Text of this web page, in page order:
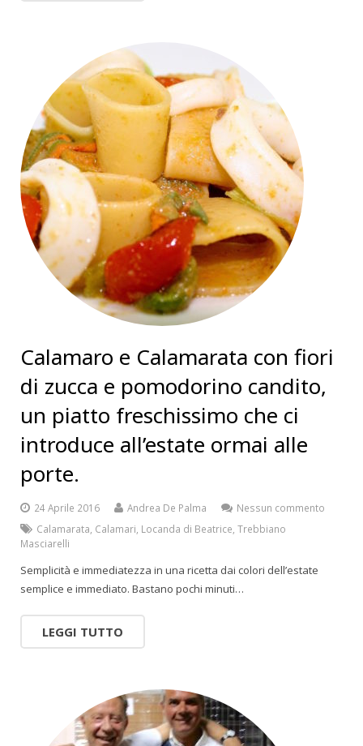
Calamaro e Calamarata con fiori
di zucca e pomodorino candito,
un piatto freschissimo che ci
introduce all’estate ormai alle
porte.
24 Aprile 2016 Andrea De Palma
Nessun commento
Calamarata Calamari Locanda di Beatrice Trebbiano
Masciarelli
Semplicità e immediatezza in una ricetta dai colori dell’estate
semplice e immediato. Bastano pochi minuti…
LEGGI TUTTO